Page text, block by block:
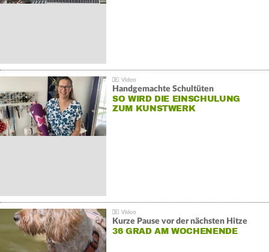
Handgemachte Schultüten
SO WIRD DIE EINSCHULUNG
ZUM KUNSTWERK
Kurze Pause vor der nächsten Hitze
36 GRAD AM WOCHENENDE